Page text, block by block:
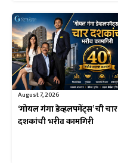
August 7, 2026
‘गोयल गंगा डेव्हलपमेंट्स’ ची चार
दशकांची भरीव कामगिरी